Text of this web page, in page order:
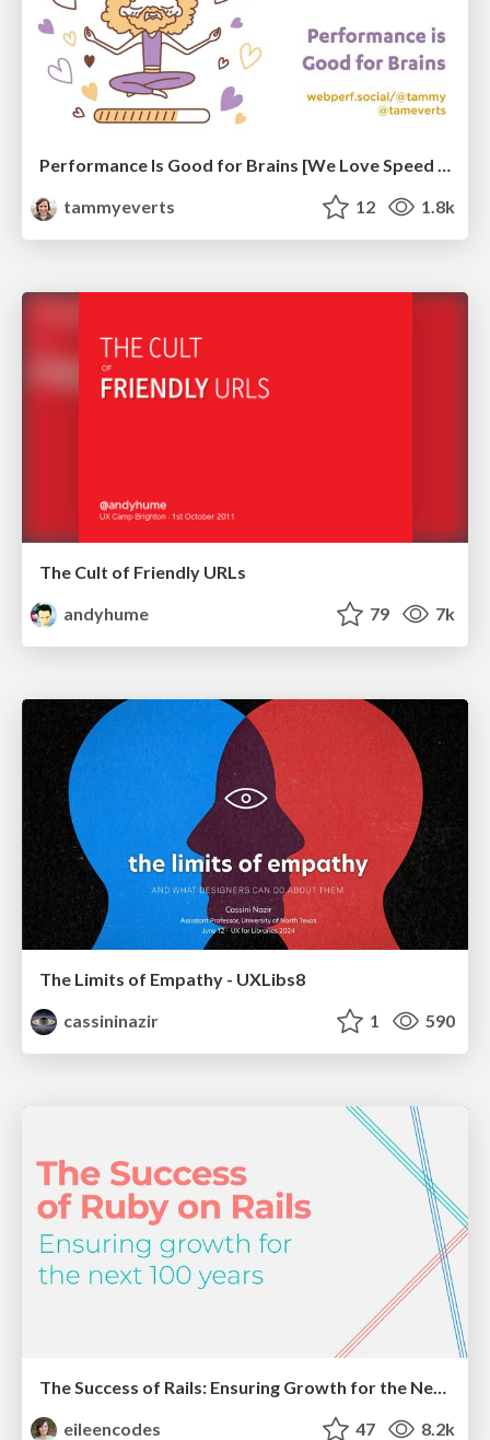
tammyeverts
12 1.8k
The Cult of Friendly URLs
andyhume
79 7k
The Limits of Empathy - UXLibs8
cassininazir
1 590
The Success of Rails: Ensuring Growth for the Next 100 Years
eileencodes
47 8.2k